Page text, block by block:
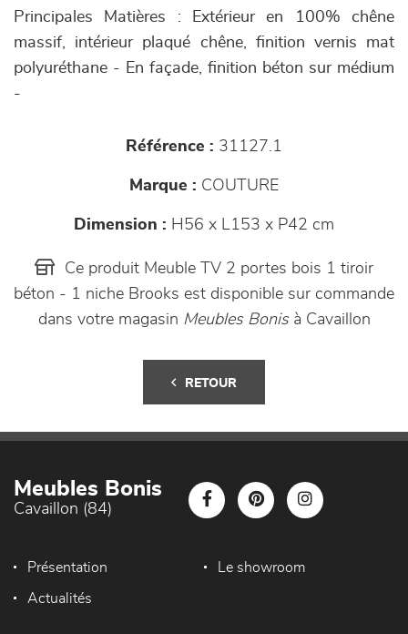
Principales Matières : Extérieur en 100% chêne
massif, intérieur plaqué chêne, finition vernis mat
polyuréthane - En façade, finition béton sur médium
-
Référence : 31127.1
Marque : COUTURE
Dimension : H56 x L153 x P42 cm
Ce produit Meuble TV 2 portes bois 1 tiroir
béton - 1 niche Brooks est disponible sur commande
dans votre magasin Meubles Bonisà Cavaillon
RETOUR
Meubles Bonis
Cavaillon (84)
Présentation Le showroom
Actualités